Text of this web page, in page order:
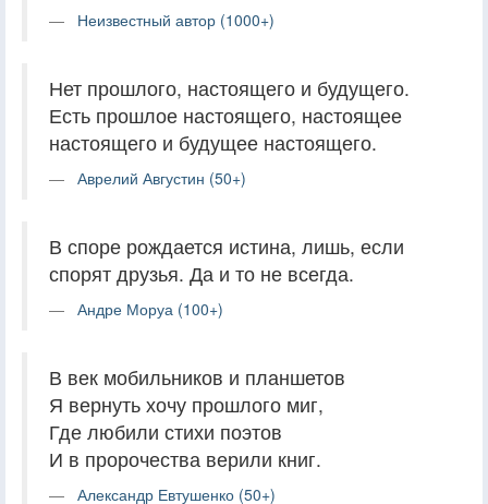
Неизвестный автор (1000+)
Нет прошлого, настоящего и будущего.
Есть прошлое настоящего, настоящее
настоящего и будущее настоящего.
Аврелий Августин (50+)
В споре рождается истина, лишь, если
спорят друзья. Да и то не всегда.
Андре Моруа (100+)
В век мобильников и планшетов
Я вернуть хочу прошлого миг,
Где любили стихи поэтов
И в пророчества верили книг.
Александр Евтушенко (50+)